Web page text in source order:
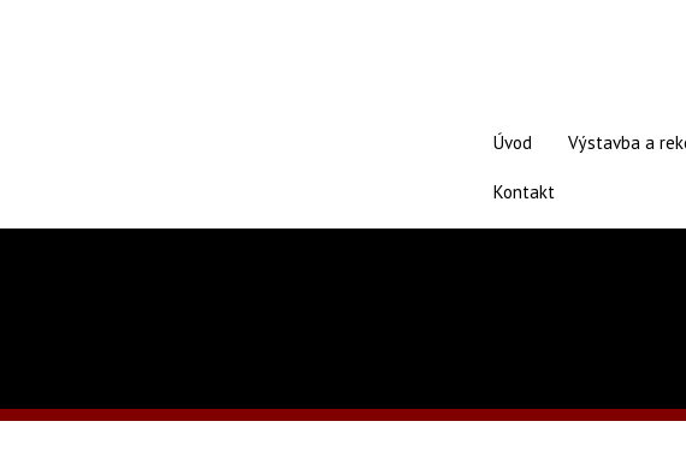
Úvod Výstavba a
Kontakt